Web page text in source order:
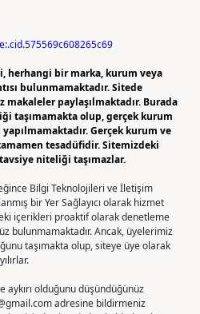
herhangi bir marka, kurum veya
bulunmamaktadır. Sitede
makaleler paylaşılmaktadır. Burada
taşımamakta olup, gerçek kurum
Gerçek kurum ve
tesadüfidir. Sitemizdeki
niteliği taşımazlar.
Bilgi Teknolojileri ve İletişim
bir Yer Sağlayıcı olarak hizmet
içerikleri proaktif olarak denetleme
bulunmamaktadır. Ancak, üyelerimiz
taşımakta olup, siteye üye olarak
aykırı olduğunu düşündüğünüz
adresine bildirmeniz